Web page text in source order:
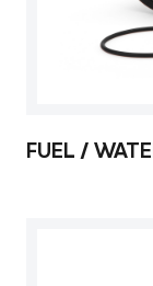
FUEL /